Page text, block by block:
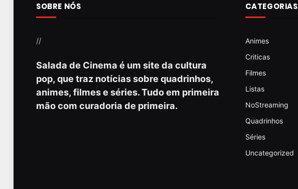
SOBRE NÓS
//
Salada de Cinema é um site da cultura
pop, que traz notícias sobre quadrinhos,
animes, filmes e séries. Tudo em primeira
mão com curadoria de primeira.
CATEGORIAS
Animes
Criticas
Filmes
Listas
NoStreaming
Quadrinhos
Séries
Uncategorized